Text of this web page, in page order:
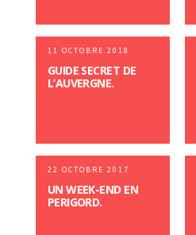
11 OCTOBRE 2018
GUIDE SECRET DE
L’AUVERGNE.
22 OCTOBRE 2017
UN WEEK-END EN
PERIGORD.